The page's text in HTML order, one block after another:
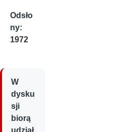
Odsło
ny:
1972
W
dysku
sji
biorą